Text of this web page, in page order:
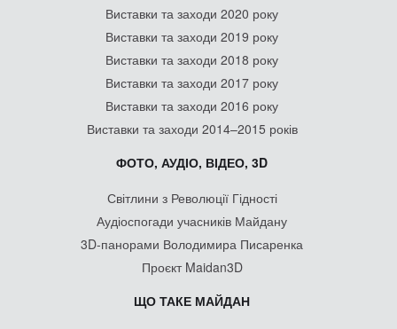
Виставки та заходи 2020 року
Виставки та заходи 2019 року
Виставки та заходи 2018 року
Виставки та заходи 2017 року
Виставки та заходи 2016 року
Виставки та заходи 2014–2015 років
ФОТО, АУДІО, ВІДЕО, 3D
Світлини з Революції Гідності
Аудіоспогади учасників Майдану
3D-панорами Володимира Писаренка
Проєкт Maidan3D
ЩО ТАКЕ МАЙДАН